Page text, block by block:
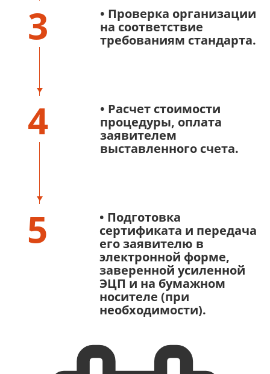
3
• Проверка организации
на соответствие
требованиям стандарта.
4
• Расчет стоимости
процедуры, оплата
заявителем
выставленного счета.
5
• Подготовка
сертификата и передача
его заявителю в
электронной форме,
заверенной усиленной
ЭЦП и на бумажном
носителе (при
необходимости).